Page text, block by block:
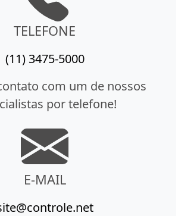
TELEFONE
(11) 3475-5000
com um de nossos
por telefone!
E-MAIL